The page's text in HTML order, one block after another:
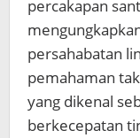
percakapan
persahabatan
pemahaman
yang dikenal
berkecepatan